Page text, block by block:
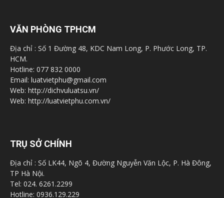
VĂN PHÒNG TPHCM
Địa chỉ : Số 1 Đường 48, KDC Nam Long, P. Phước Long, TP.
HCM.
Hotline: 077 832 0000
Email: luatvietphu@gmail.com
Web: http://dichvuluatsu.vn/
Web: http://luatvietphu.com.vn/
TRỤ SỞ CHÍNH
Địa chỉ : Số LK44, Ngõ 4, Đường Nguyễn Văn Lộc, P. Hà Đông,
TP Hà Nội.
Tel: 024. 6261.2299
Hotline: 0936.129.229